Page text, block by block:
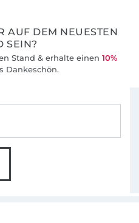
AUF DEM NEUESTEN
SEIN?
Stand & erhalte einen 10%
Dankeschön.